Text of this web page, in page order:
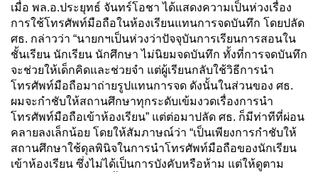
เมื่อ พล.อ.ประยุทธ์ จันทร์โอชา ได้แสดงความเป็นห่วงเรื่อง
การใช้โทรศัพท์มือถือในห้องเรียนแทนการจดบันทึก โดยปลัด
ศธ. กล่าวว่า “นายกฯเป็นห่วงว่าปัจจุบันการเรียนการสอนใน
ชั้นเรียน นักเรียน นักศึกษา ไม่นิยมจดบันทึก ทั้งที่การจดบันทึก
จะช่วยให้เด็กคิดและช่วยจำ แต่ผู้เรียนกลับใช้วิธีการนำ
โทรศัพท์มือถือมาถ่ายรูปแทนการจด ดังนั้นในส่วนของ ศธ.
ผมจะกำชับให้สถานศึกษาทุกระดับเข้มงวดเรื่องการนำ
โทรศัพท์มือถือเข้าห้องเรียน” แต่ต่อมาปลัด ศธ. ก็มีท่าทีที่ผ่อน
คลายลงเล็กน้อย โดยให้สัมภาษณ์ว่า “เป็นเพียงการกำชับให้
สถานศึกษาใช้ดุลพินิจในการนำโทรศัพท์มือถือของนักเรียน
เข้าห้องเรียน ซึ่งไม่ได้เป็นการบังคับหรือห้าม แต่ให้ดูตาม